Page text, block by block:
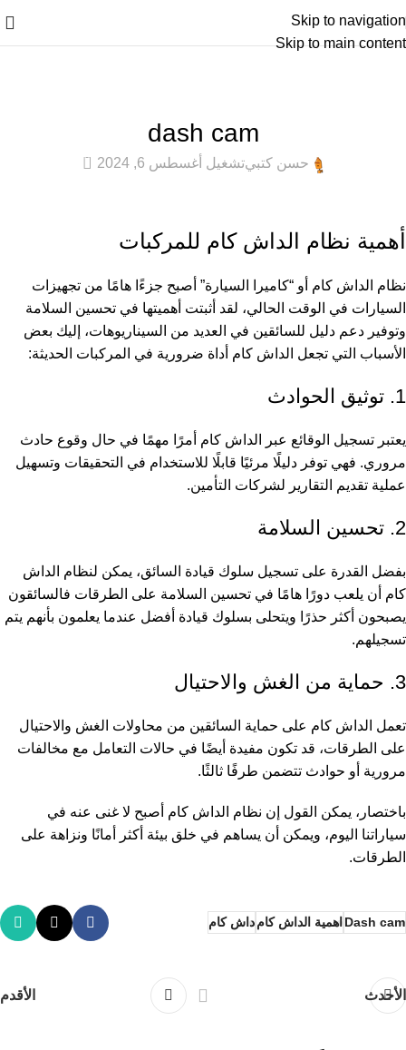
Skip to navigation
Skip to main content
dash cam
حسن كتبيتشغيل أغسطس 6, 2024 0
أهمية نظام الداش كام للمركبات
نظام الداش كام أو “كاميرا السيارة” أصبح جزءًا هامًا من تجهيزات
السيارات في الوقت الحالي، لقد أثبتت أهميتها في تحسين السلامة
وتوفير دعم دليل للسائقين في العديد من السيناريوهات، إليك بعض
الأسباب التي تجعل الداش كام أداة ضرورية في المركبات الحديثة:
1. توثيق الحوادث
يعتبر تسجيل الوقائع عبر الداش كام أمرًا مهمًا في حال وقوع حادث
مروري. فهي توفر دليلًا مرئيًا قابلًا للاستخدام في التحقيقات وتسهيل
عملية تقديم التقارير لشركات التأمين.
2. تحسين السلامة
بفضل القدرة على تسجيل سلوك قيادة السائق، يمكن لنظام الداش
كام أن يلعب دورًا هامًا في تحسين السلامة على الطرقات فالسائقون
يصبحون أكثر حذرًا ويتحلى بسلوك قيادة أفضل عندما يعلمون بأنهم يتم
تسجيلهم.
3. حماية من الغش والاحتيال
تعمل الداش كام على حماية السائقين من محاولات الغش والاحتيال
على الطرقات، قد تكون مفيدة أيضًا في حالات التعامل مع مخالفات
مرورية أو حوادث تتضمن طرفًا ثالثًا.
باختصار، يمكن القول إن نظام الداش كام أصبح لا غنى عنه في
سياراتنا اليوم، ويمكن أن يساهم في خلق بيئة أكثر أمانًا ونزاهة على
الطرقات.
Dash cam اهمية الداش كامداش كام
الأحدث الأقدم